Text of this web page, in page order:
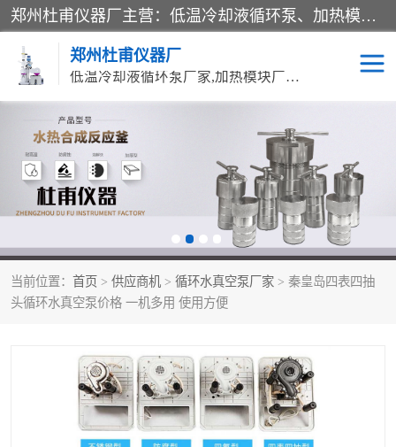
郑州杜甫仪器厂主营：低温冷却液循环泵、加热模块、水热合成反应釜、水油浴锅、旋转蒸发器、循环水真空泵等产品。郑州杜甫仪器厂在众多的教学仪器行业中依靠科技力量扬长避短、迅速发展，成为国家教委*生产教学仪器的厂家，产品具有国内良好水平，主导产品通过ISO9002质量认证。
郑州杜甫仪器厂
低温冷却液循环泵厂家,加热模块厂家,水热合成反应釜厂家,水油浴锅厂家,旋转蒸发器厂家
当前位置： 首页 > 供应商机 > 循环水真空泵厂家 > 秦皇岛四表四抽
头循环水真空泵价格 一机多用 使用方便
循环水真空泵厂家 水热合成反应釜厂家
低温冷却液循环泵厂家 加热模块厂家
气流烘干器
旋转蒸发器厂家 双层玻璃反应釜10L
高温循环油浴锅母 五抽头循环水真空泵
多功能水浴锅 多功能油浴锅